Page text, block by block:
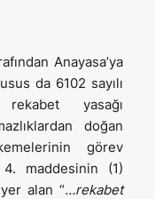
Anayasa’ya
da 6102 sayılı
yasağı
doğan
görev
maddesinin (1)
yer alan “…rekabet